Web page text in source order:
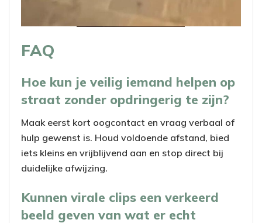
a
V
i
d
e
FAQ
Hoe kun je veilig iemand helpen op
straat zonder opdringerig te zijn?
Maak eerst kort oogcontact en vraag verbaal of
hulp gewenst is. Houd voldoende afstand, bied
iets kleins en vrijblijvend aan en stop direct bij
duidelijke afwijzing.
Kunnen virale clips een verkeerd
beeld geven van wat er echt